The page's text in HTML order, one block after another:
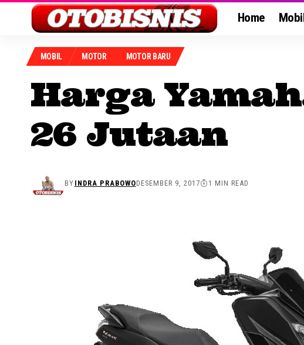
Home
MOBIL MOTOR MOTOR BARU
Harga
26 Jutaan
BY INDRA PRABOWODESEMBER 9, 2017 1 MIN READ